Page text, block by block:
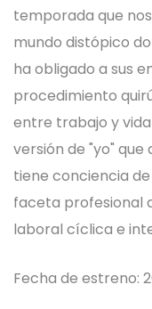
temporada que
mundo distópico
ha obligado a sus
procedimiento
entre trabajo y
versión de "yo"
tiene conciencia
faceta profesional
laboral cíclica e
Fecha de estreno: